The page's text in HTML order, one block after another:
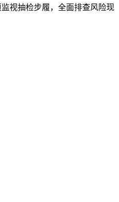
视抽检步履，全面排查风险现